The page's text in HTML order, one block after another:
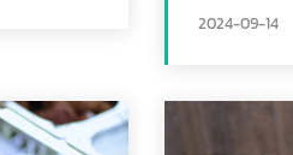
2024-09-14